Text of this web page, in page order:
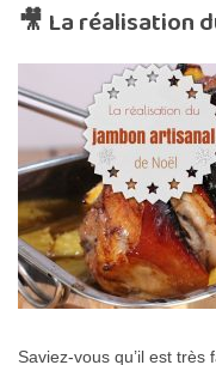
🎥 La réalisation
Saviez-vous qu’il est